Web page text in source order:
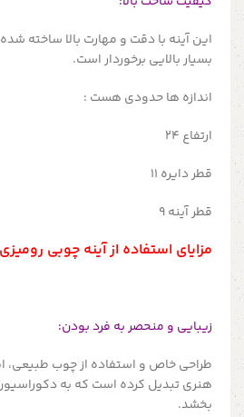
این آینه با دقت و مهارت بالا ساخته
بسیار بالایی برخوردار است.
اندازه ها حدودی هست :
ارتفاع 24
قطر دایره 11
قطر آینه 9
مزایای استفاده از آینه چوبی
زیبایی و منحصر به فرد بودن:
طراحی خاص و استفاده از چوب طبیعی،
هنری تبدیل کرده است که به
بخشد.